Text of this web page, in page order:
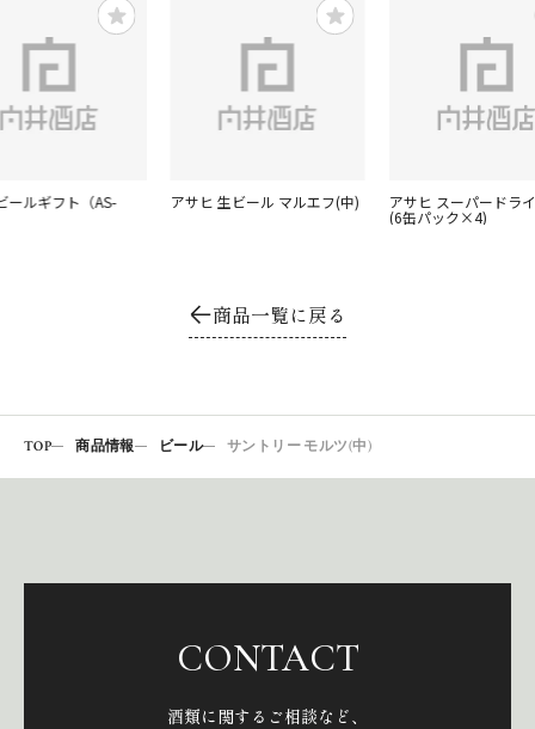
ールギフト（AS- アサヒ 生ビール マルエフ(中) アサヒ スーパードラ
(6缶パック×4)
商品一覧に戻る
TOP 商品情報 ビール サントリー モルツ(中)
CONTACT
酒類に関するご相談など、